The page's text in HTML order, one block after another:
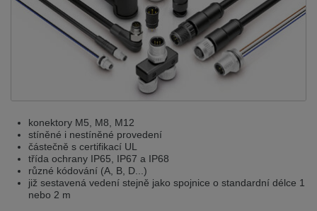
konektory M5, M8, M12
stíněné i nestíněné provedení
částečně s certifikací UL
třída ochrany IP65, IP67 a IP68
různé kódování (A, B, D...)
již sestavená vedení stejně jako spojnice o standardní délce 1
nebo 2 m